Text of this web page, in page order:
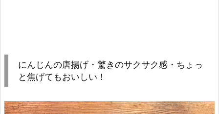
にんじんの唐揚げ・驚きのサクサク感・ちょっ
と焦げてもおいしい！